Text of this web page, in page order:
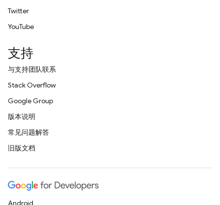
Twitter
YouTube
支持
与支持团队联系
Stack Overflow
Google Group
版本说明
常见问题解答
旧版文档
Android